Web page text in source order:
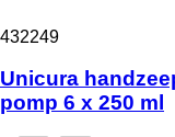
432249
Unicura
pomp 6 x 250 ml